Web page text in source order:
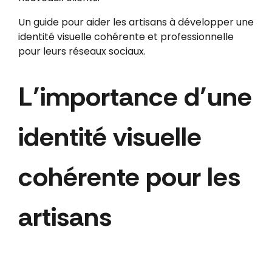
Un guide pour aider les artisans à développer une
identité visuelle cohérente et professionnelle
pour leurs réseaux sociaux.
L’importance d’une
identité visuelle
cohérente pour les
artisans